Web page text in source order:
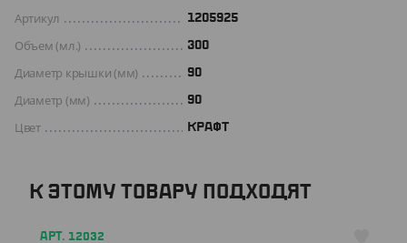
Артикул 1205925
Объем (мл.) 300
Диаметр крышки (мм) 90
Диаметр (мм) 90
Цвет КРАФТ
К ЭТОМУ ТОВАРУ ПОДХОДЯТ
АРТ. 12032